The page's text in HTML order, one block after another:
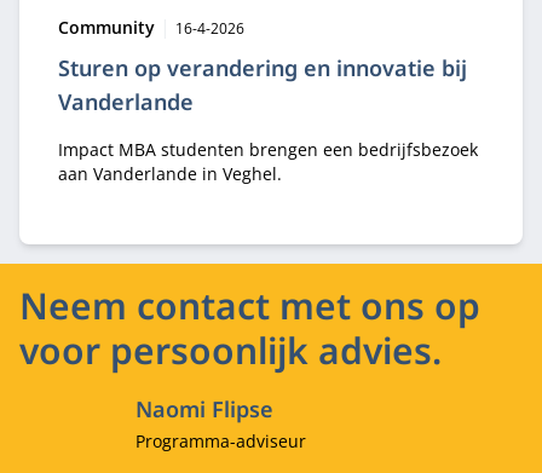
Sturen op verandering en innovatie bij
Vanderlande
Type:
Community Publicatiedatum:
16-4-2026
Impact MBA studenten brengen een bedrijfsbezoek
aan Vanderlande in Veghel.
Neem contact met ons op
voor persoonlijk advies.
Naomi Flipse
Functietitel
Programma-adviseur